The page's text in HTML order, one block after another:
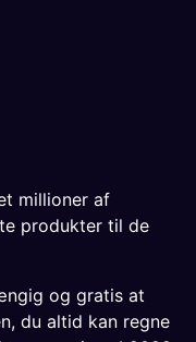
millioner af
produkter til de
og gratis at
du altid kan regne